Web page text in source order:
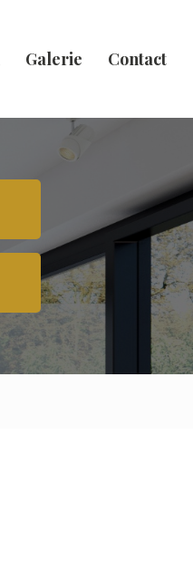
Galerie Contact